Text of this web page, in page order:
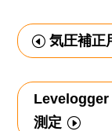
気圧補正
Levelogger
測定